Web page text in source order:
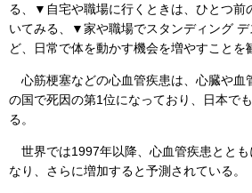
る、▼自宅や職場に行くときは、ひとつ前
いてみる、▼家や職場でスタンディング
ど、日常で体を動かす機会を増やすことを
心筋梗塞などの心血管疾患は、心臓や血
の国で死因の第1位になっており、日本で
る。
世界では1997年以降、心血管疾患ととも
なり、さらに増加すると予測されている。